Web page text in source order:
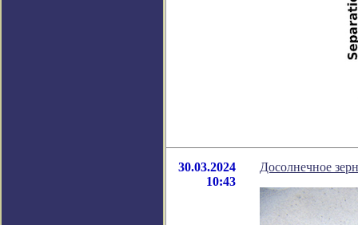
30.03.2024
10:43
Досолнечное